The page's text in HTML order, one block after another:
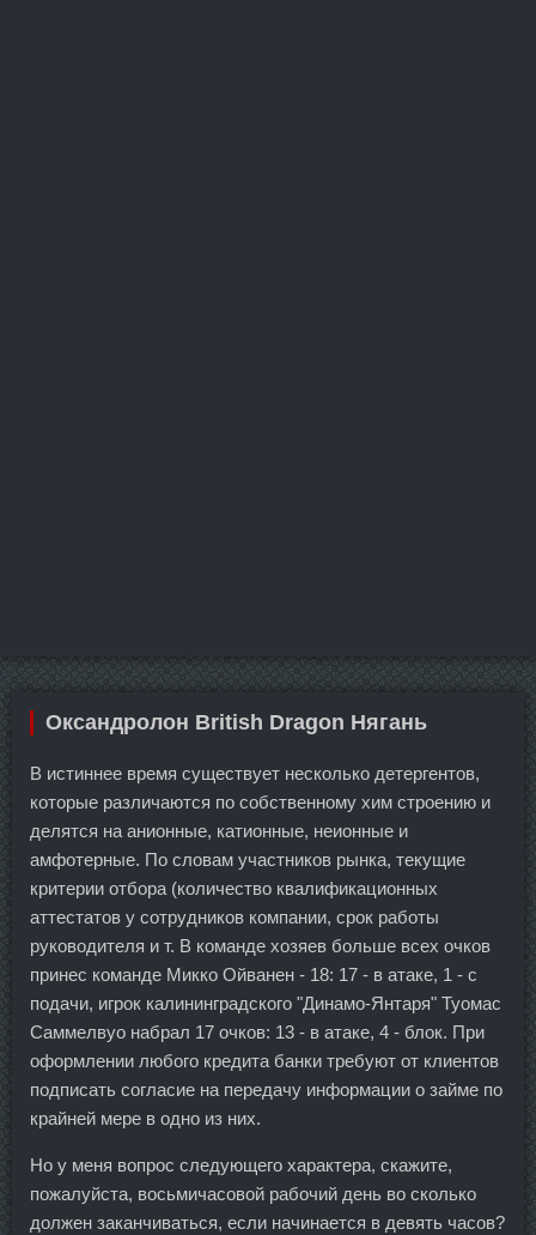
Оксандролон British Dragon Нягань
В истиннее время существует несколько детергентов,
которые различаются по собственному хим строению и
делятся на анионные, катионные, неионные и
амфотерные. По словам участников рынка, текущие
критерии отбора (количество квалификационных
аттестатов у сотрудников компании, срок работы
руководителя и т. В команде хозяев больше всех очков
принес команде Микко Ойванен - 18: 17 - в атаке, 1 - с
подачи, игрок калининградского "Динамо-Янтаря" Туомас
Саммелвуо набрал 17 очков: 13 - в атаке, 4 - блок. При
оформлении любого кредита банки требуют от клиентов
подписать согласие на передачу информации о займе по
крайней мере в одно из них.
Но у меня вопрос следующего характера, скажите,
пожалуйста, восьмичасовой рабочий день во сколько
должен заканчиваться, если начинается в девять часов?